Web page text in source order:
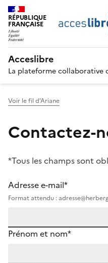
RÉPUBLIQUE
FRANÇAISE
Acceslibre
La plateforme collaborative
Voir le fil d'Ariane
Contactez-
*Tous les champs sont
Adresse e-mail*
Format attendu :
Prénom et nom*